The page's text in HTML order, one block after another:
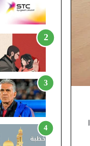
t
c
,
م
ا
ي
ل
ي
،
ز
ي